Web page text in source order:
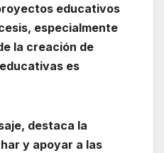
educativos
especialmente
la creación de
es
destaca la
y apoyar a las